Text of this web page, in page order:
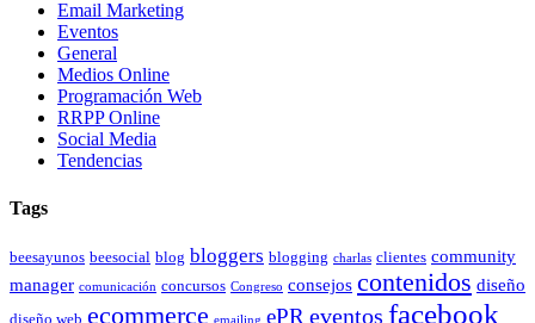
Email Marketing
Eventos
General
Medios Online
Programación Web
RRPP Online
Social Media
Tendencias
Tags
beesayunos beesocial blog bloggers blogging charlas clientes community
manager comunicación concursos Congreso consejos contenidos diseño
diseño web ecommerce emailing ePR eventos facebook